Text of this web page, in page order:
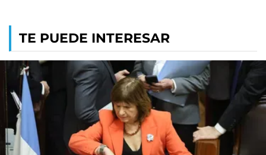
TE PUEDE INTERESAR